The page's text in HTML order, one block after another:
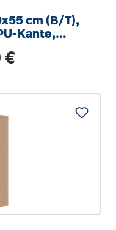
cm (B/T),
Kante,
€